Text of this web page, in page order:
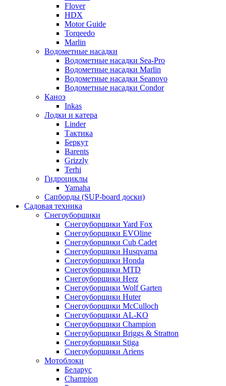
Flover
HDX
Motor Guide
Torqeedo
Marlin
Водометные насадки
Водометные насадки Sea-Pro
Водометные насадки Marlin
Водометные насадки Seanovo
Водометные насадки Condor
Каноэ
Inkas
Лодки и катера
Linder
Тактика
Беркут
Barents
Grizzly
Terhi
Гидроциклы
Yamaha
Сапборды (SUP-board доски)
Садовая техника
Снегоуборщики
Снегоуборщики Yard Fox
Снегоуборщики EVOline
Снегоуборщики Cub Cadet
Снегоуборщики Husqvarna
Снегоуборщики Honda
Снегоуборщики MTD
Снегоуборщики Herz
Снегоуборщики Wolf Garten
Снегоуборщики Huter
Снегоуборщики McCulloch
Снегоуборщики AL-KO
Снегоуборщики Champion
Снегоуборщики Briggs & Stratton
Снегоуборщики Stiga
Снегоуборщики Ariens
Мотоблоки
Беларус
Champion